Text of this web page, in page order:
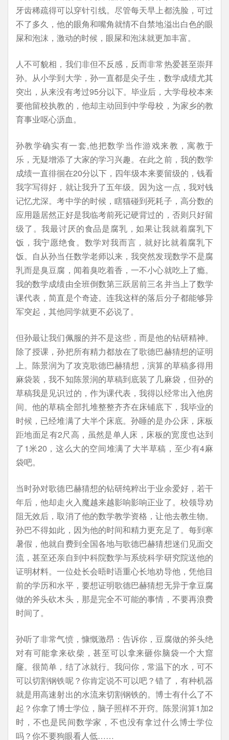
牙齿稀疏得可以穿针引线。尽管每天早上都洗脸，可过
不了多久，他的眼角和嘴角就情不自禁地溢出白色的眼
屎和泡沫，激动的时候，眼屎和泡沫就更加丰富。
人不可貌相，我们非但不反感，反而非常热爱甚至崇拜
孙。从小学到大学，孙一直都是尖子生，数学成绩尤其
突出，从来没有考过95分以下。毕业后，大学母校本来
要他留校执教的，他却主动回到中学母校，为家乡的教
育事业呕心沥血。
孙教学确实有一套,他把数学当作游戏来教，寓教于
乐，无疑增添了大家的学习兴趣。在此之前，我的数学
成绩一直徘徊在20分以下，四年级本来要留级的，钱看
我字写得好，就让我升了五年级。因为这一点，我对钱
记忆尤深。考中学的时候，瞎猫碰到死耗子，高分数的
应用题居然正好是我临考前死记硬背过的，否则只好留
级了。我最讨厌的食品是腐乳，如果让我就着腐乳下
饭，我宁愿绝食。数学对我而言，就好比就着腐乳下
饭。自从孙当任数学老师以来，我突然发现数学不是腐
乳而是臭豆腐，闻着臭吃着香，一不小心就吃上了瘾。
我的数学成绩由全班倒数第三跃居前三名并当上了数学
课代表，简直是个奇迹。连我这样的落后分子都能够异
军突起，其他同学就更不必说了。
但孙最让我们佩服的并不是这些，而是他的钻研精神。
除了授课，孙把所有精力都放在了歌德巴赫猜想的证明
上。陈景润为了攻克歌德巴赫猜想，演算的草稿多得用
麻袋装，我不知陈景润的草稿到底装了几麻袋，但孙的
草稿我是见识过的，作为课代表，我得以经常出入他房
间。他的草稿全部扎堆整整齐齐在床铺底下，我毕业的
时候，已经堆满了大半个床底。孙睡的是办公床，床板
距地面足有2尺高，虽然是单人床，床板的宽度也达到
了1米20，这么大的空间堆满了大半草稿，至少有4麻
袋吧。
当时孙对歌德巴赫猜想的钻研纯粹出于业余爱好，若干
年后，他却走火入魔越来越影响影响正业了。校领导劝
阻无效后，取消了他的数学教学资格，让他去教生物。
孙巴不得如此，因为他的时间和精力更充足了。每到寒
暑假，他就自费到全国各地与歌德巴赫猜想迷们见面交
流，甚至还亲自到中科院数学与系统科学研究院送他的
证明材料。一位处长会晤时语重心长地劝导他，凭他目
前的学历和水平，要想证明歌德巴赫猜想无异于拿豆腐
做的斧头砍木头，那是完全不可能的事情，不要再浪费
时间了。
孙听了非常气愤，慷慨激昂：告诉你，豆腐做的斧头绝
对有可能拿来砍柴，甚至可以拿来砸你脑袋一个大窟
窿。很简单，结了冰就行。我问你，常温下的水，可不
可以切割钢铁呢？你肯定说不可以吧？错了，有种机器
就是用高速射出的水流来切割钢铁的。博士有什么了不
起？你拿了博士学位，脑子照样不开窍。陈景润算1加2
时，不也是民间数学家，不也没有拿过什么博士学位
吗？你不要狗眼看人低……